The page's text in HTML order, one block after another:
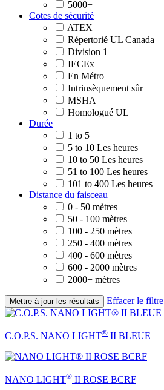
5000+
Cotes de sécurité
ATEX
Répertorié UL Canada
Division 1
IECEx
En Métro
Intrinsèquement sûr
MSHA
Homologué UL
Durée
1 to 5
5 to 10 Les heures
10 to 50 Les heures
51 to 100 Les heures
101 to 400 Les heures
Distance du faisceau
0 - 50 mètres
50 - 100 mètres
100 - 250 mètres
250 - 400 mètres
400 - 600 mètres
600 - 2000 mètres
2000+ mètres
Mettre à jour les résultats Effacer le filtre
C.O.P.S. NANO LIGHT® II BLEUE
NANO LIGHT® II ROSE BCRF